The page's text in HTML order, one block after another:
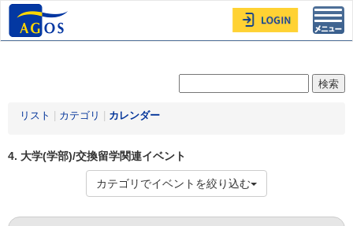
リスト カテゴリ カレンダー
4. 大学(学部)/交換留学関連イベント
カテゴリでイベントを絞り込む